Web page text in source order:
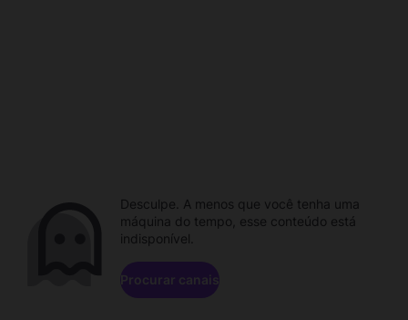
Desculpe. A menos que você tenha uma
máquina do tempo, esse conteúdo está
indisponível.
Procurar canais